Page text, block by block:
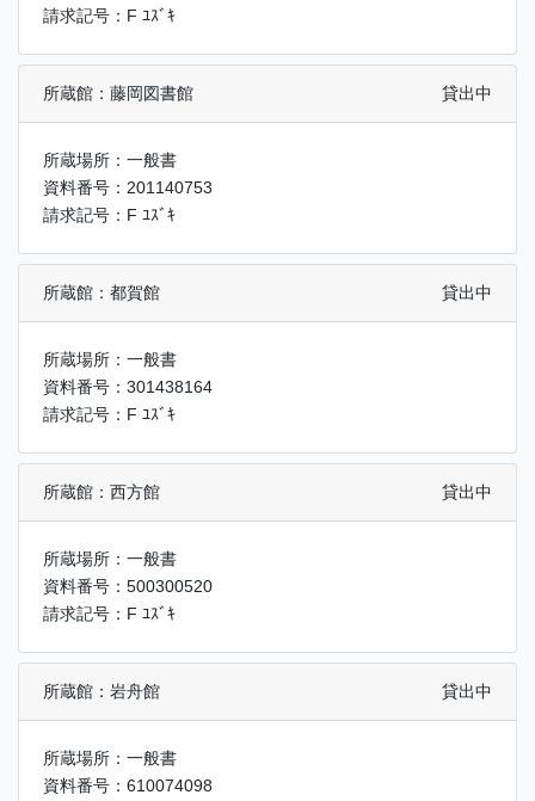
請求記号：F ﾕｽﾞｷ
所蔵館：藤岡図書館 貸出中
所蔵場所：一般書
資料番号：201140753
請求記号：F ﾕｽﾞｷ
所蔵館：都賀館 貸出中
所蔵場所：一般書
資料番号：301438164
請求記号：F ﾕｽﾞｷ
所蔵館：西方館 貸出中
所蔵場所：一般書
資料番号：500300520
請求記号：F ﾕｽﾞｷ
所蔵館：岩舟館 貸出中
所蔵場所：一般書
資料番号：610074098